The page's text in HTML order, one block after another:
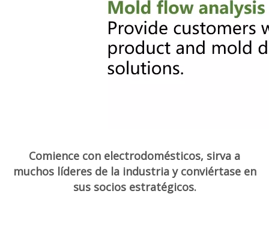
Comience con electrodomésticos, sirva a
muchos líderes de la industria y conviértase en
sus socios estratégicos.